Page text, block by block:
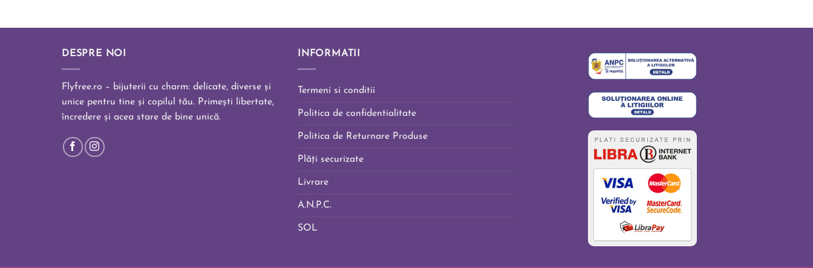
DESPRE NOI
Flyfree.ro – bijuterii cu charm: delicate, diverse și
unice pentru tine și copilul tău. Primești libertate,
încredere și acea stare de bine unică.
INFORMATII
Termeni si conditii
Politica de confidentialitate
Politica de Returnare Produse
Plăți securizate
Livrare
A.N.P.C.
SOL